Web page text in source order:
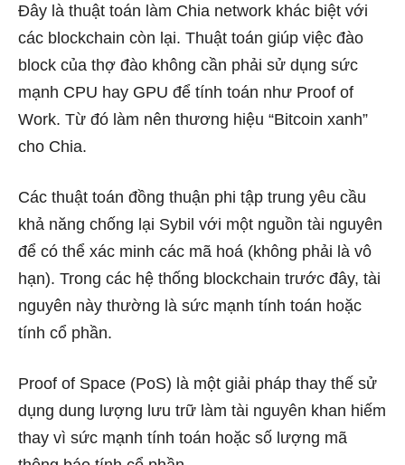
Đây là thuật toán làm Chia network khác biệt với
các blockchain còn lại. Thuật toán giúp việc đào
block của thợ đào không cần phải sử dụng sức
mạnh CPU hay GPU để tính toán như Proof of
Work. Từ đó làm nên thương hiệu “Bitcoin xanh”
cho Chia.
Các thuật toán đồng thuận phi tập trung yêu cầu
khả năng chống lại Sybil với một nguồn tài nguyên
để có thể xác minh các mã hoá (không phải là vô
hạn). Trong các hệ thống blockchain trước đây, tài
nguyên này thường là sức mạnh tính toán hoặc
tính cổ phần.
Proof of Space (PoS) là một giải pháp thay thế sử
dụng dung lượng lưu trữ làm tài nguyên khan hiếm
thay vì sức mạnh tính toán hoặc số lượng mã